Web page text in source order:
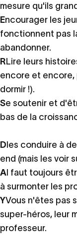
mesure qu'ils
Encourager les
fonctionnent pas
abandonner.
RLire leurs
encore et encore,
dormir !).
Se soutenir et
bas de la
Dles conduire à
end (mais les voir
Al faut toujours
à surmonter les
YVous n'êtes pas
super-héros, leur
professeur.